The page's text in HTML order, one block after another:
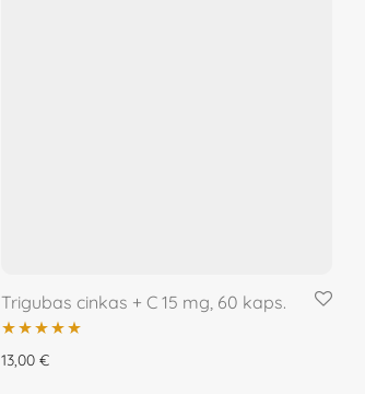
Trigubas cinkas + C 15 mg, 60 kaps.
Įvertinimas:
13,00 €